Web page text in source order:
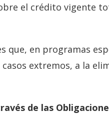
el crédito vigente
que, en programas
extremos, a la
de las